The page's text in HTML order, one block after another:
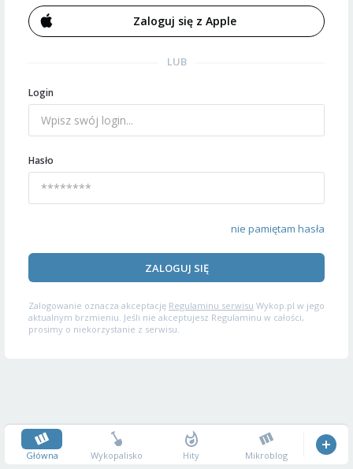
Zaloguj się z Apple
LUB
Login
Hasło
nie pamiętam hasła
ZALOGUJ SIĘ
Zalogowanie oznacza akceptację Regulaminu serwisu Wykop.pl w jego
aktualnym brzmieniu. Jeśli nie akceptujesz Regulaminu w całości,
prosimy o niekorzystanie z serwisu.
Główna Wykopalisko Hity Mikroblog